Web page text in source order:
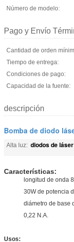
Número de modelo:
Pago y Envío
Cantidad de orden
Tiempo de entrega:
Condiciones de pago:
Capacidad de la fuente:
descripción
Bomba de diodo
Alta luz: diodos de
Características:
longitud de onda
30W de potencia
diámetro de base
0,22 N.A.
Usos: